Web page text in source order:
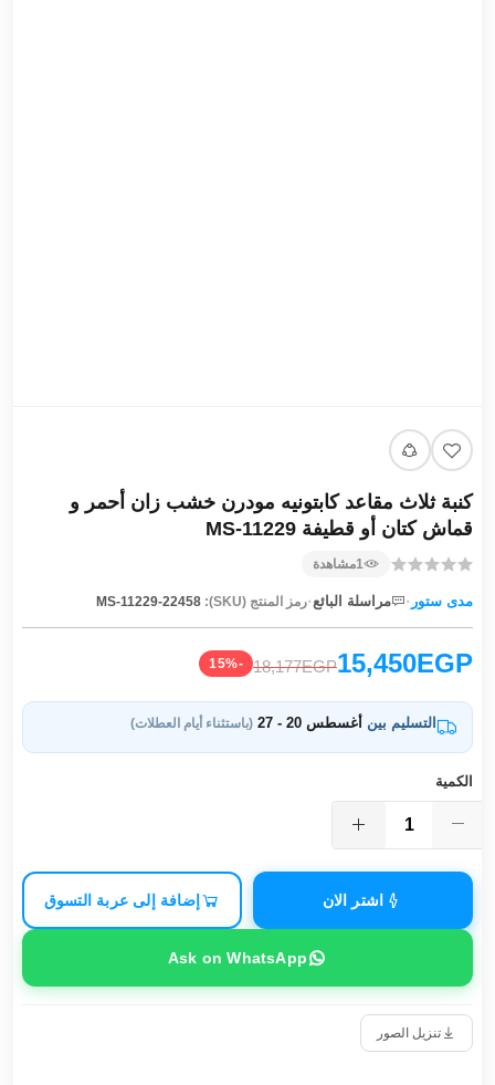
كنبة ثلاث مقاعد كابتونيه مودرن خشب زان أحمر و
قماش كتان أو قطيفة MS-11229
1مشاهدة
مدى ستور · مراسلة البائع·رمز المنتج (SKU): MS-11229-22458
15,450EGP
18,177EGP
-15%
التسليم بين أغسطس 20 - 27 (باستثناء أيام العطلات)
الكمية
اشتر الان إضافة إلى عربة التسوق
Ask on WhatsApp
تنزيل الصور